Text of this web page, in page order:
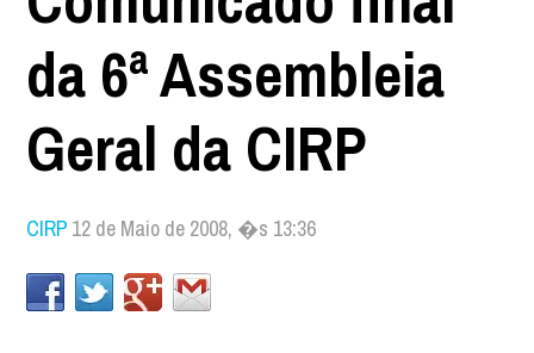
da 6ª Assembleia
Geral da CIRP
CIRP 12 de Maio de 2008, �s 13:36